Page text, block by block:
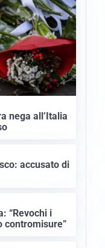
nega all’Italia
accusato di
“Revochi i
contromisure”